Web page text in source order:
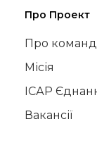
Про Проект
Про
Місія
ІСАР
Вакансії